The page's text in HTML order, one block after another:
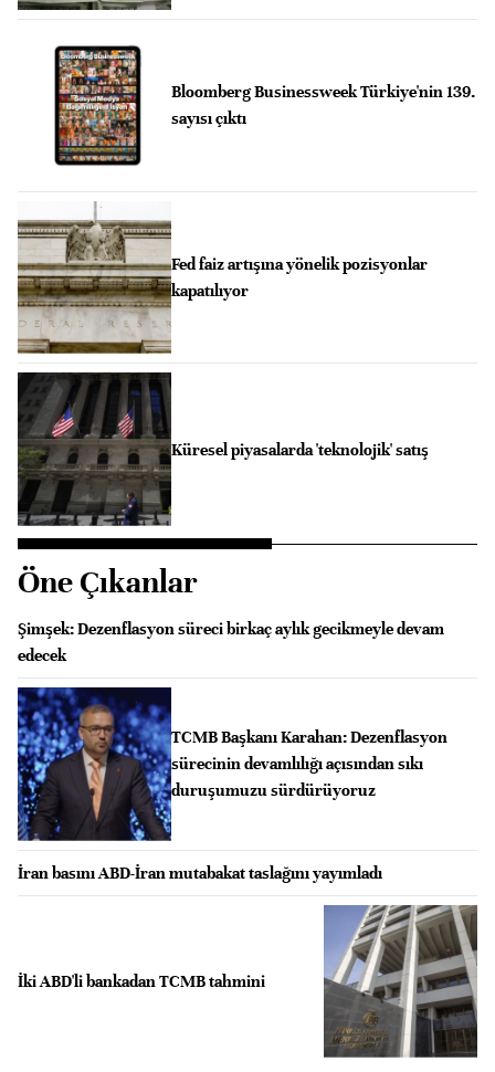
Bloomberg Businessweek Türkiye'nin 139.
sayısı çıktı
Fed faiz artışına yönelik pozisyonlar
kapatılıyor
Küresel piyasalarda 'teknolojik' satış
Öne Çıkanlar
Şimşek: Dezenflasyon süreci birkaç aylık gecikmeyle devam
edecek
TCMB Başkanı Karahan: Dezenflasyon
sürecinin devamlılığı açısından sıkı
duruşumuzu sürdürüyoruz
İran basını ABD-İran mutabakat taslağını yayımladı
İki ABD'li bankadan TCMB tahmini